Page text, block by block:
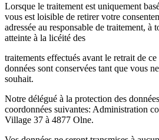
Lorsque le traitement est uniquement
vous est loisible de retirer votre
adressée au responsable de traitement, à
atteinte à la licéité des
traitements effectués avant le retrait de
données sont conservées tant que vous
souhait.
Notre délégué à la protection des
coordonnées suivantes: Administration
Village 37 à 4877 Olne.